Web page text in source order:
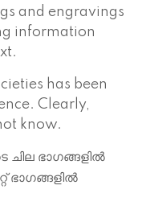
and engravings
information
has been
Clearly,
know.
ഭാഗങ്ങളിൽ
ഭാഗങ്ങളിൽ